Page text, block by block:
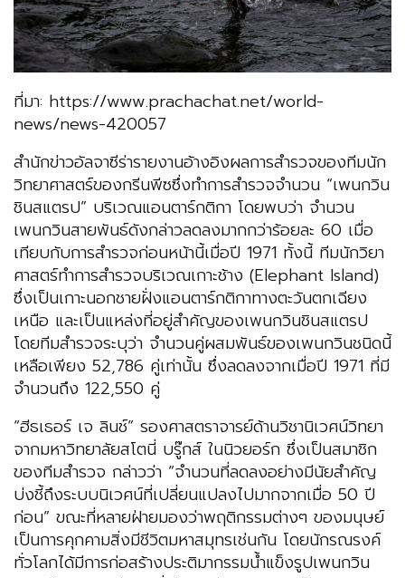
ที่มา: https://www.prachachat.net/world-
news/news-420057
สำนักข่าวอัลจาซีร่ารายงานอ้างอิงผลการสำรวจของทีมนัก
วิทยาศาสตร์ของกรีนพีซซึ่งทำการสำรวจจำนวน “เพนกวิน
ชินสแตรป” บริเวณแอนตาร์กติกา โดยพบว่า จำนวน
เพนกวินสายพันธ์ดังกล่าวลดลงมากกว่าร้อยละ 60 เมื่อ
เทียบกับการสำรวจก่อนหน้านี้เมื่อปี 1971 ทั้งนี้ ทีมนักวิยา
ศาสตร์ทำการสำรวจบริเวณเกาะช้าง (Elephant Island)
ซึ่งเป็นเกาะนอกชายฝั่งแอนตาร์กติกาทางตะวันตกเฉียง
เหนือ และเป็นแหล่งที่อยู่สำคัญของเพนกวินชินสแตรป
โดยทีมสำรวจระบุว่า จำนวนคู่ผสมพันธ์ของเพนกวินชนิดนี้
เหลือเพียง 52,786 คู่เท่านั้น ซึ่งลดลงจากเมื่อปี 1971 ที่มี
จำนวนถึง 122,550 คู่
“ฮีธเธอร์ เจ ลินช์” รองศาสตราจารย์ด้านวิชานิเวศน์วิทยา
จากมหาวิทยาลัยสโตนี่ บรู๊กส์ ในนิวยอร์ก ซึ่งเป็นสมาชิก
ของทีมสำรวจ กล่าวว่า “จำนวนที่ลดลงอย่างมีนัยสำคัญ
บ่งชี้ถึงระบบนิเวศน์ที่เปลี่ยนแปลงไปมากจากเมื่อ 50 ปี
ก่อน” ขณะที่หลายฝ่ายมองว่าพฤติกรรมต่างๆ ของมนุษย์
เป็นการคุกคามสิ่งมีชีวิตมหาสมุทรเช่นกัน โดยนักรณรงค์
ทั่วโลกได้มีการก่อสร้างประติมากรรมน้ำแข็งรูปเพนกวิน